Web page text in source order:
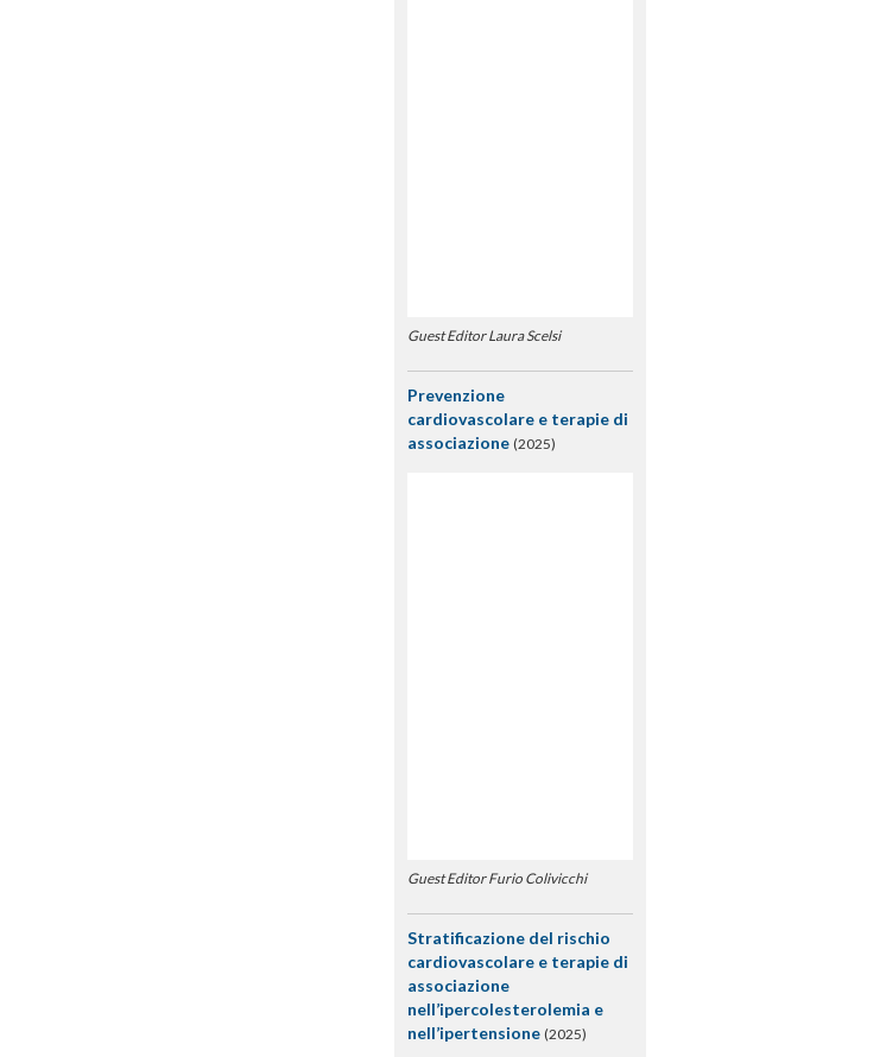
Guest Editor Laura Scelsi
Prevenzione
cardiovascolare e terapie di
associazione (2025)
Guest Editor Furio Colivicchi
Stratificazione del rischio
cardiovascolare e terapie di
associazione
nell’ipercolesterolemia e
nell’ipertensione (2025)